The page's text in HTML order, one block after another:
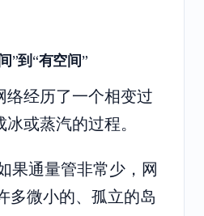
”到“有空间”
络经历了一个相变过
或蒸汽的过程。
果通量管非常少，网
多微小的、孤立的岛